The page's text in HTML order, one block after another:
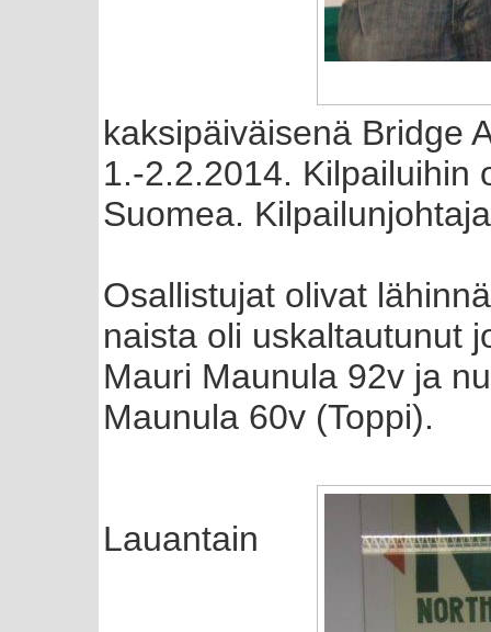
kaksipäiväisenä Bridge
1.-2.2.2014. Kilpailuihin
Suomea.
Osallistujat olivat
naista oli uskaltautunut
Mauri Maunula 92v ja
Maunula 60v (Toppi).
Lauantain